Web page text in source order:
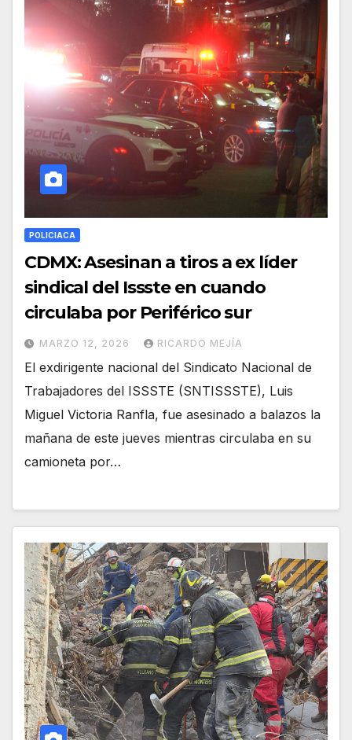
POLICIACA
CDMX: Asesinan a tiros a ex líder
sindical del Issste en cuando
circulaba por Periférico sur
MARZO 12, 2026 RICARDO MEJÍA
El exdirigente nacional del Sindicato Nacional de
Trabajadores del ISSSTE (SNTISSSTE), Luis
Miguel Victoria Ranfla, fue asesinado a balazos la
mañana de este jueves mientras circulaba en su
camioneta por…